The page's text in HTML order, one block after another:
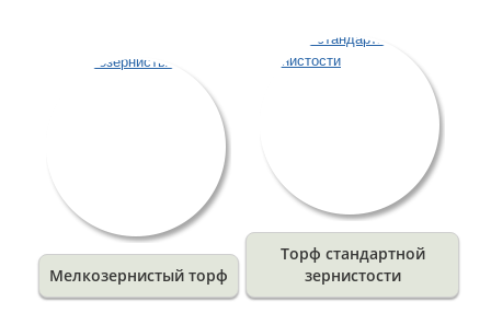
Мелкозернистый торф
Торф стандартной
зернистости